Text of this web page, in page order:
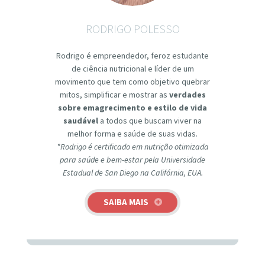
RODRIGO POLESSO
Rodrigo é empreendedor, feroz estudante
de ciência nutricional e líder de um
movimento que tem como objetivo quebrar
mitos, simplificar e mostrar as verdades
sobre emagrecimento e estilo de vida
saudável a todos que buscam viver na
melhor forma e saúde de suas vidas.
*Rodrigo é certificado em nutrição otimizada
para saúde e bem-estar pela Universidade
Estadual de San Diego na Califórnia, EUA.
SAIBA MAIS